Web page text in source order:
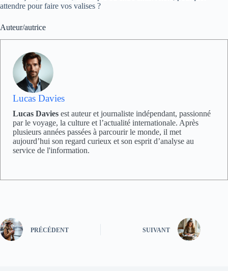
attendre pour faire vos valises ?
Auteur/autrice
Lucas Davies
Lucas Davies est auteur et journaliste indépendant, passionné
par le voyage, la culture et l’actualité internationale. Après
plusieurs années passées à parcourir le monde, il met
aujourd’hui son regard curieux et son esprit d’analyse au
service de l'information.
PRÉCÉDENT SUIVANT